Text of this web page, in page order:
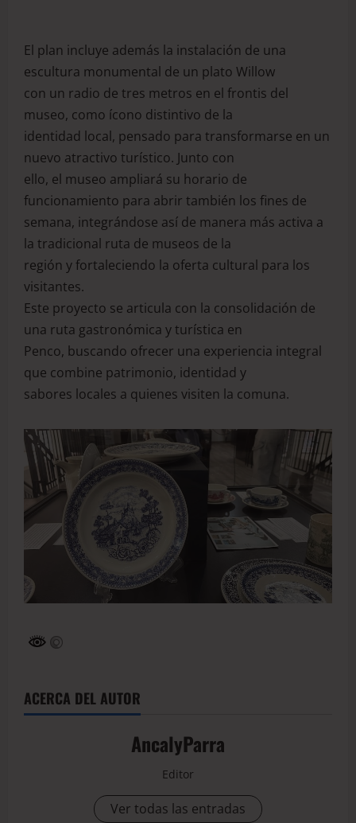
El plan incluye además la instalación de una
escultura monumental de un plato Willow
con un radio de tres metros en el frontis del
museo, como ícono distintivo de la
identidad local, pensado para transformarse en un
nuevo atractivo turístico. Junto con
ello, el museo ampliará su horario de
funcionamiento para abrir también los fines de
semana, integrándose así de manera más activa a
la tradicional ruta de museos de la
región y fortaleciendo la oferta cultural para los
visitantes.
Este proyecto se articula con la consolidación de
una ruta gastronómica y turística en
Penco, buscando ofrecer una experiencia integral
que combine patrimonio, identidad y
sabores locales a quienes visiten la comuna.
ACERCA DEL AUTOR
AncalyParra
Editor
Ver todas las entradas